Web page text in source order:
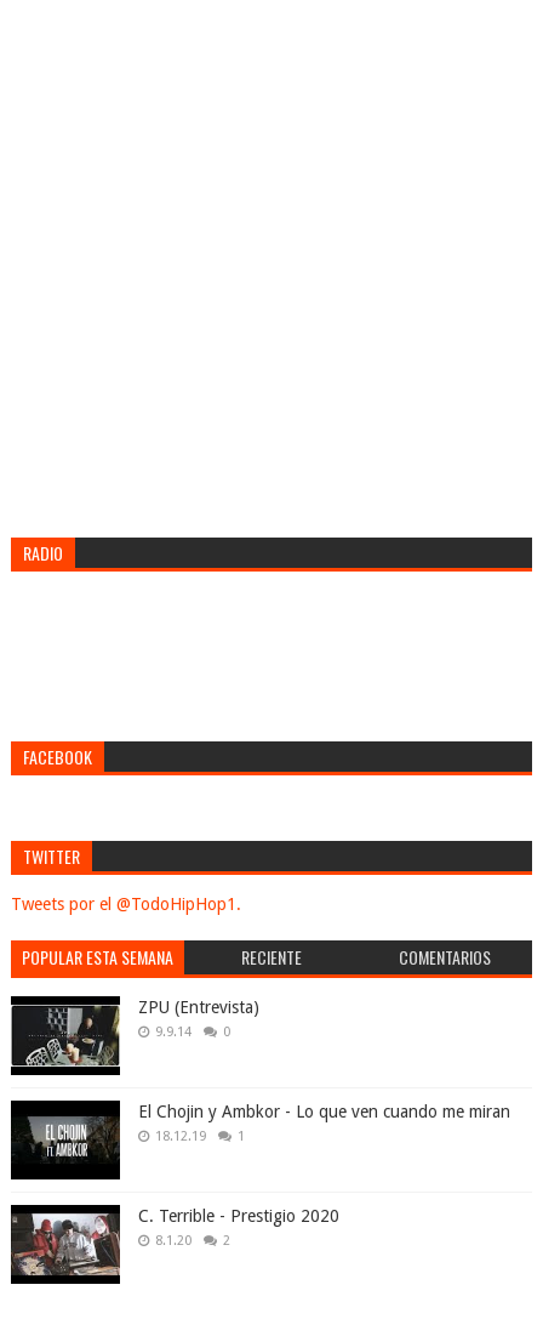
RADIO
FACEBOOK
TWITTER
Tweets por el @TodoHipHop1.
POPULAR ESTA SEMANA RECIENTE COMENTARIOS
ZPU (Entrevista)
9.9.14 0
El Chojin y Ambkor - Lo que ven cuando me miran
18.12.19 1
C. Terrible - Prestigio 2020
8.1.20 2